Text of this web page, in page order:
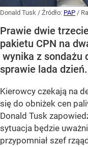
Donald Tusk / Źródło: PAP /
Prawie dwie
pakietu CPN na
wynika z sondażu
sprawie lada dzień.
Kierowcy czekają na
się do obniżek cen
Donald Tusk
sytuacja będzie
przypomniał szef